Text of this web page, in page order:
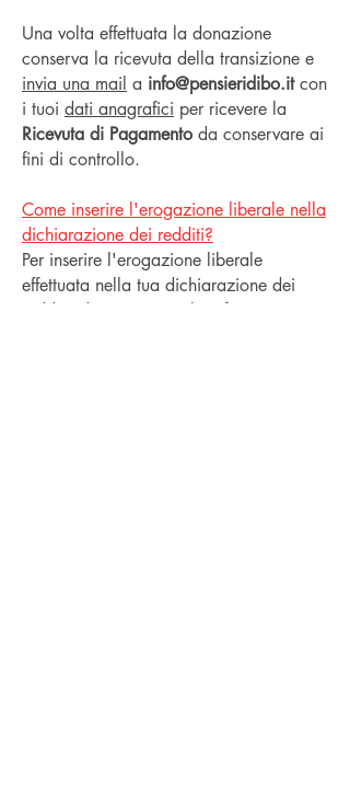
Una volta effettuata la donazione
conserva la ricevuta della transizione e
invia una mail a info@pensieridibo.itcon
i tuoi dati anagrafici per ricevere la
Ricevuta di Pagamento da conservare ai
fini di controllo.
Come inserire l'erogazione liberale nella
dichiarazione dei redditi?
Per inserire l'erogazione liberale
effettuata nella tua dichiarazione dei
redditi, dovrai inserire la cifra versata